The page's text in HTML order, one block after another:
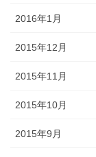
2016年1月
2015年12月
2015年11月
2015年10月
2015年9月